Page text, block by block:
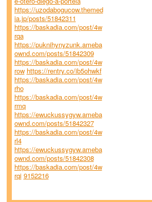
https://uzodabogucow.themed
ia.jp/posts/51842311
https://baskadia.com/post/4w
rqa
https://puknihynyzunk.ameba
ownd.com/posts/51842309
https://baskadia.com/post/4w
row https://rentry.co/ib5ohwkf
https://baskadia.com/post/4w
rho
https://baskadia.com/post/4w
rmq
https://ewuckussygyw.ameba
ownd.com/posts/51842327
https://baskadia.com/post/4w
rl4
https://ewuckussygyw.ameba
ownd.com/posts/51842308
https://baskadia.com/post/4w
rqi 9152216